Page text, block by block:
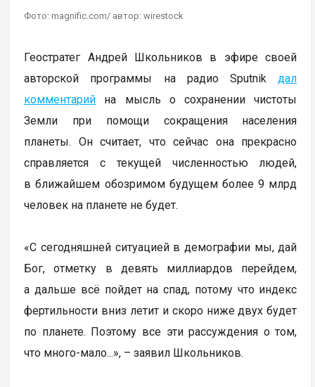
Фото: magnific.com/ автор: wirestock
Геостратег Андрей Школьников в эфире своей
авторской программы на радио Sputnikдал
комментарий на мысль о сохранении чистоты
Земли при помощи сокращения населения
планеты. Он считает, что сейчас она прекрасно
справляется с текущей численностью людей,
в ближайшем обозримом будущем более 9 млрд
человек на планете не будет.
«С сегодняшней ситуацией в демографии мы, дай
Бог, отметку в девять миллиардов перейдем,
а дальше всё пойдет на спад, потому что индекс
фертильности вниз летит и скоро ниже двух будет
по планете. Поэтому все эти рассуждения о том,
что много-мало...», – заявил Школьников.